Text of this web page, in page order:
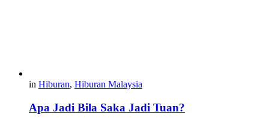
in Hiburan, Hiburan Malaysia
Apa Jadi Bila Saka Jadi Tuan?